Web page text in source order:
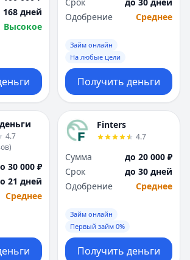
168 дней
Высокое
Одобрение
Среднее
Займ онлайн
На любые цели
Получить деньги
4.7
)
30 000 ₽
21 дней
Среднее
Finters
4.7
Сумма
до 20 000 ₽
Срок
до 30 дней
Одобрение
Среднее
Займ онлайн
Первый займ 0%
Получить деньги